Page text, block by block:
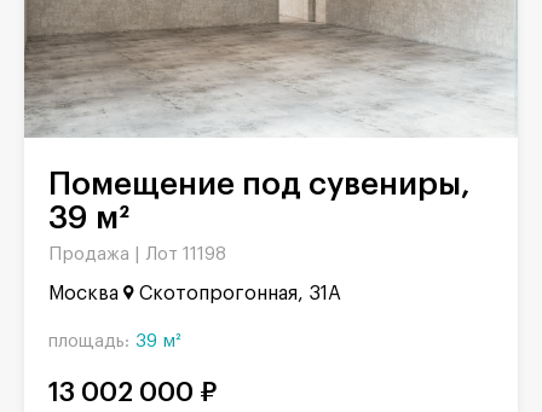
Помещение под сувениры,
39 м²
Продажа | Лот 11198
Москва Скотопрогонная, 31А
площадь: 39 м²
13 002 000 ₽